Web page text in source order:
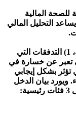
المالية
التحليل المالي
تعرض جميع تدفقات الشركة خلال فترة معينة، 1) التدفقات التي
تعبر عن خسارة في
التدفقات التي تؤثر بشكل إيجابي
ويورد بيان الدخل
بالتفصيل العناصر المكونة للنتيجة، ويصنفها إلى 3 فئات رئيسية: